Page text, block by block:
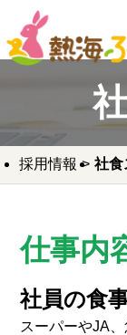
採用情報 社食
仕事内
社員の食
スーパーやJA